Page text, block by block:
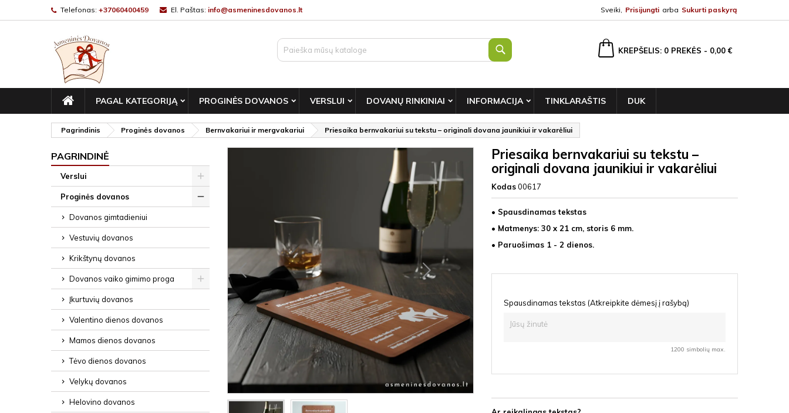
Telefonas: +37060400459 El. Paštas: info@asmeninesdovanos.lt Sveiki, Prisijungti arba Sukurti paskyrą
KREPŠELIS 0 PREKĖS - 0,00 €
PAGRINDINIS
PAGAL KATEGORIJĄ PROGINĖS DOVANOS VERSLUI DOVANŲ RINKINIAI INFORMACIJA TINKLARAŠTIS DUK
Pagrindinis Proginės dovanos Bernvakariui ir mergvakariui Priesaika bernvakariui su tekstu – originali dovana jaunikiui ir vakarėliui
PAGRINDINĖ
Verslui
Proginės dovanos
Dovanos gimtadieniui
Vestuvių dovanos
Krikštynų dovanos
Dovanos vaiko gimimo proga
Įkurtuvių dovanos
Valentino dienos dovanos
Mamos dienos dovanos
Tėvo dienos dovanos
Velykų dovanos
Helovino dovanos
Priesaika bernvakariui su tekstu –
originali dovana jaunikiui ir vakarėliui
Kodas00617
• Spausdinamas tekstas
• Matmenys: 30 x 21 cm, storis 6 mm.
• Paruošimas 1 - 2 dienos.
Spausdinamas tekstas (Atkreipkite dėmesį į rašybą)
1200 simbolių max.